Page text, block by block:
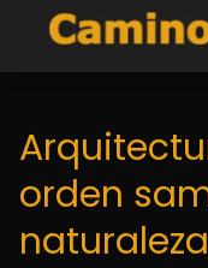
orden
naturaleza